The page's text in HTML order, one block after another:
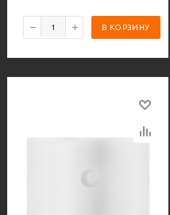
В КОРЗИНУ